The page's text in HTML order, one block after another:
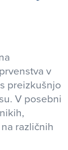
v
preizkušnjo
V posebni
različnih